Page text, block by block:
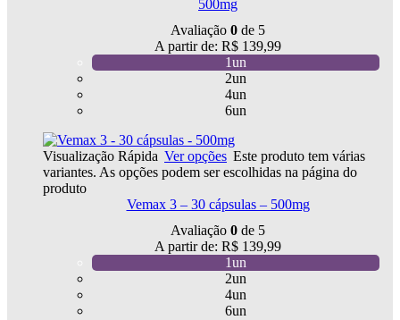
500mg
Avaliação 0 de 5
A partir de: R$ 139,99
1un
2un
4un
6un
Visualização Rápida Ver opções Este produto tem várias
variantes. As opções podem ser escolhidas na página do
produto
Vemax 3 – 30 cápsulas – 500mg
Avaliação 0 de 5
A partir de: R$ 139,99
1un
2un
4un
6un